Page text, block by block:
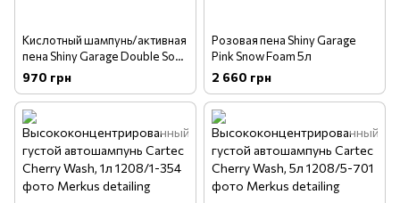
Кислотный шампунь/активная
пена Shiny Garage Double Sour
Shampoo & Foam 1л
970 грн
Розовая пена Shiny Garage
Pink Snow Foam 5л
2 660 грн